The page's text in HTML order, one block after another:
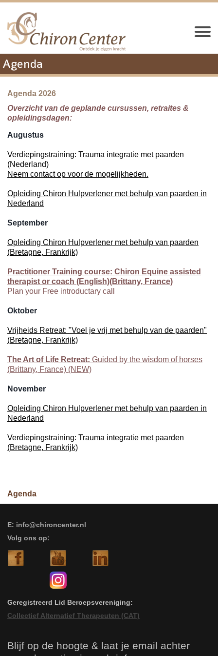
Agenda
Agenda
Agenda 2026
Overzicht van de geplande cursussen, retraites &
opleidingsdagen:
Augustus
Verdiepingstraining: Trauma integratie met paarden
(Nederland)
Neem contact op voor de mogelijkheden.
Opleiding Chiron Hulpverlener met behulp van paarden in
Nederland
September
Opleiding Chiron Hulpverlener met behulp van paarden
(Bretagne, Frankrijk)
Practitioner Training course: Chiron Equine assisted
therapist or coach (English)(Brittany, France)
Plan your Free introductary call
Oktober
Vrijheids Retreat: "Voel je vrij met behulp van de paarden"
(Bretagne, Frankrijk)
The Art of Life Retreat: Guided by the wisdom of horses
(Brittany, France) (NEW)
November
Opleiding Chiron Hulpverlener met behulp van paarden in
Nederland
Verdiepingstraining: Trauma integratie met paarden
(Bretagne, Frankrijk)
E: info@chironcenter.nl
Volg ons op:
Geregistreerd Lid Beroepsvereniging:
Collectief Alternatief Therapeuten (CAT)
Blijf op de hoogte & laat je email achter